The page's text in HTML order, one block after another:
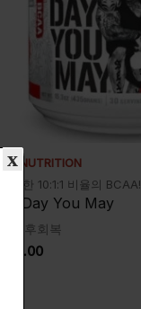
5% NUTRITION
굉장한 10:1:1 비율의 BCAA!
All Day You May
운동후회복
33.00
x